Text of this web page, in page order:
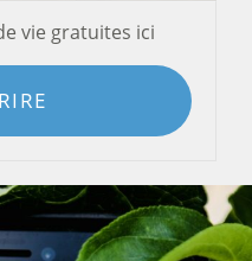
vie gratuites ici